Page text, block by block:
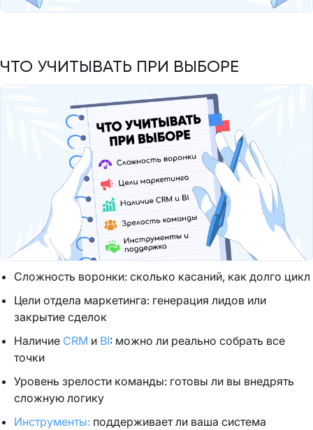
ЧТО УЧИТЫВАТЬ ПРИ ВЫБОРЕ
Сложность воронки: сколько касаний, как долго цикл
Цели отдела маркетинга: генерация лидов или
закрытие сделок
Наличие CRM и BI: можно ли реально собрать все
точки
Уровень зрелости команды: готовы ли вы внедрять
сложную логику
Инструменты: поддерживает ли ваша система